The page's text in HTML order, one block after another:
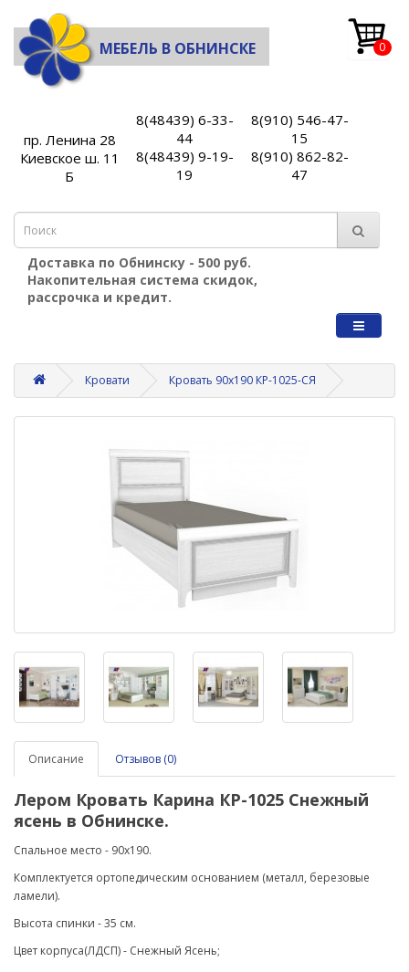
МЕБЕЛЬ В ОБНИНСКЕ 0
пр. Ленина 28
Киевское ш. 11
Б
8(48439) 6-33-
44
8(48439) 9-19-
19
8(910) 546-47-
15
8(910) 862-82-
47
Доставка по Обнинску - 500 руб.
Накопительная система скидок,
рассрочка и кредит.
Кровати Кровать 90х190 КР-1025-СЯ
Описание Отзывов (0)
Лером Кровать Карина КР-1025 Снежный
ясень в Обнинске.
Спальное место - 90х190.
Комплектуется ортопедическим основанием (металл, березовые
ламели).
Высота спинки - 35 см.
Цвет корпуса(ЛДСП) - Снежный Ясень;